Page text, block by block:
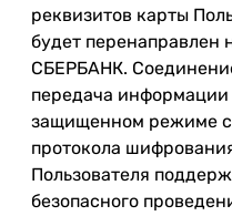
реквизитов карты
будет
СБЕРБАНК.
передача информации
защищенном режиме с
протокола
Пользователя
безопасного